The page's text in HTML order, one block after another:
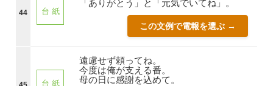
44 台 紙
「ありがとう」と「元気でいてね」。
この文例で電報を選ぶ →
台 紙
遠慮せず頼ってね。
今度は俺が支える番。
母の日に感謝を込めて。